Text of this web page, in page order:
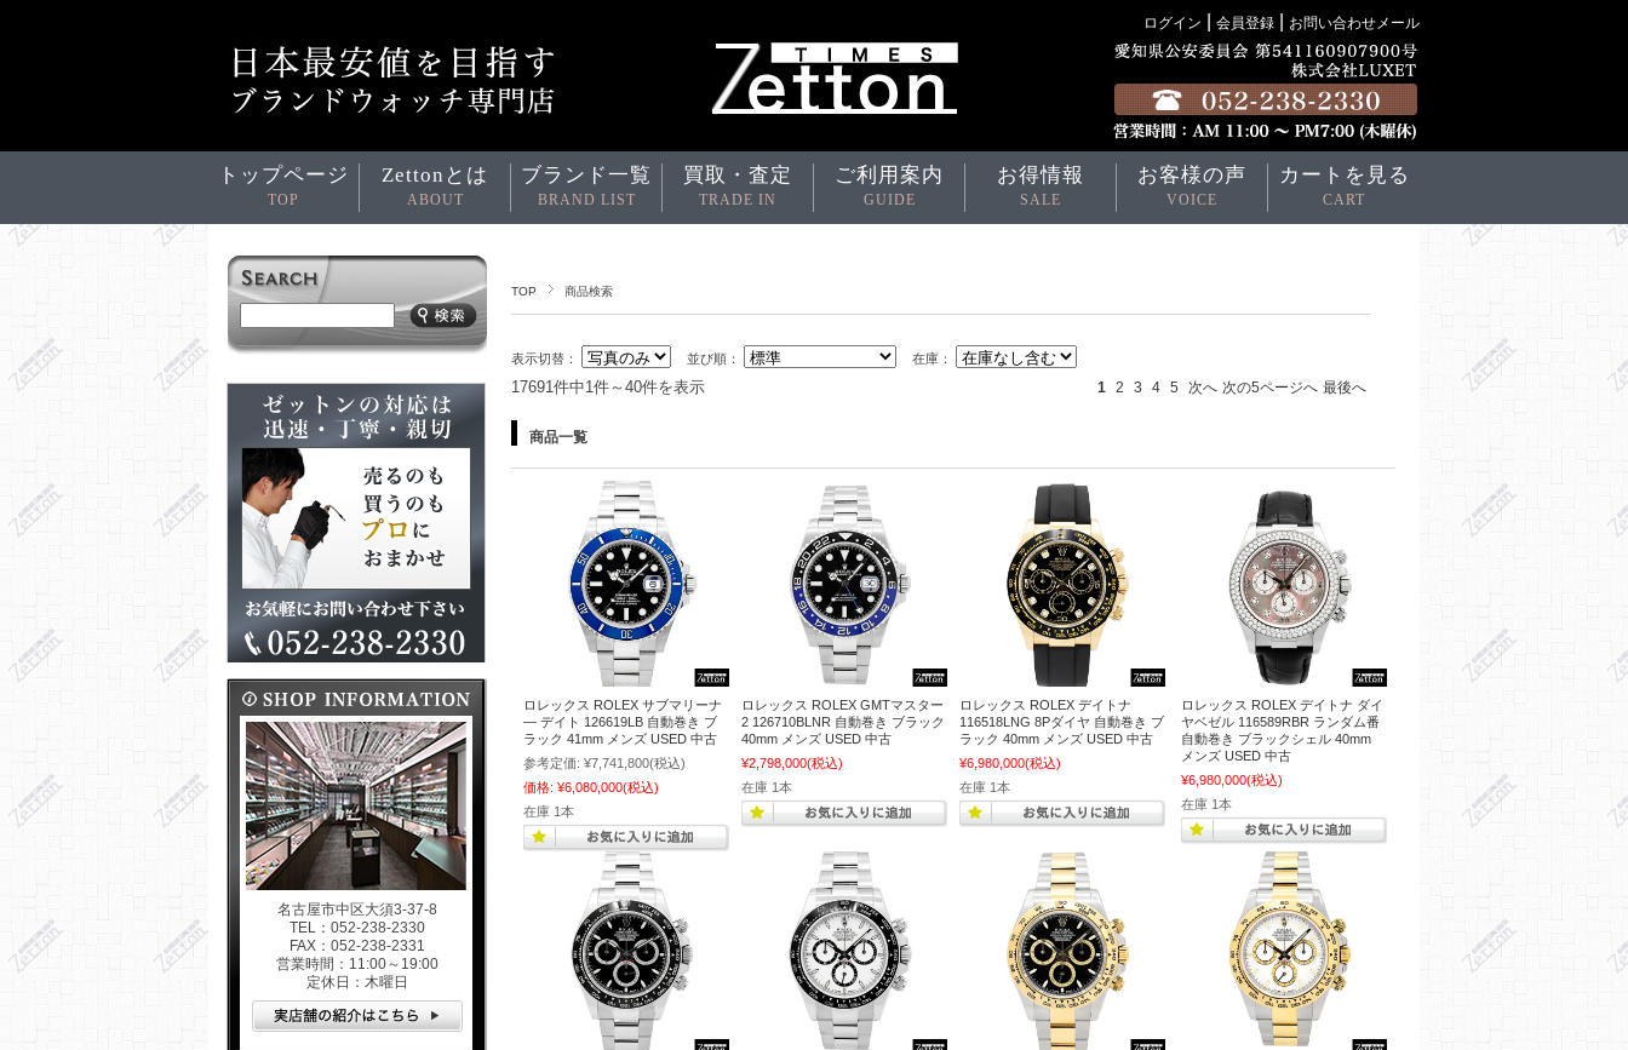
ログイン 会員登録 お問い合わせメール
トップページ
TOP
Zettonとは
ABOUT
ブランド一覧
BRAND LIST
買取・査定
TRADE IN
ご利用案内
GUIDE
お得情報
SALE
お客様の声
VOICE
カートを見る
CART
TOP 商品検索
表示切替： 並び順： 在庫：
17691件中1件～40件を表示 1 2 3 4 5 次へ 次の5ページへ 最後へ
商品一覧
ロレックス ROLEX サブマリーナ
― デイト 126619LB 自動巻き ブ
ラック 41mm メンズ USED 中古
参考定価: ¥7,741,800(税込)
価格: ¥6,080,000(税込)
在庫 1本
ロレックス ROLEX GMTマスター
2 126710BLNR 自動巻き ブラック
40mm メンズ USED 中古
¥2,798,000(税込)
在庫 1本
ロレックス ROLEX デイトナ
116518LNG 8Pダイヤ 自動巻き ブ
ラック 40mm メンズ USED 中古
¥6,980,000(税込)
在庫 1本
ロレックス ROLEX デイトナ ダイ
ヤベゼル 116589RBR ランダム番
自動巻き ブラックシェル 40mm
メンズ USED 中古
¥6,980,000(税込)
在庫 1本
名古屋市中区大須3-37-8
TEL：052-238-2330
FAX：052-238-2331
営業時間：11:00～19:00
定休日：木曜日